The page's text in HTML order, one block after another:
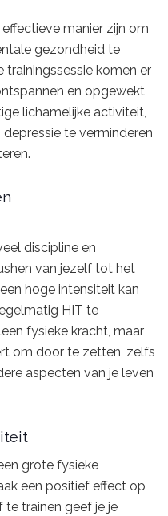
manier zijn om
gezondheid te
trainingssessie komen er
en opgewekt
lichamelijke activiteit,
te verminderen
discipline en
van jezelf tot het
hoge intensiteit kan
HIT te
fysieke kracht, maar
om door te zetten, zelfs
aspecten van je leven
grote fysieke
een positief effect op
te trainen geef je je